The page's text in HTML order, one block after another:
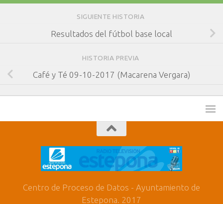
SIGUIENTE HISTORIA
Resultados del fútbol base local
HISTORIA PREVIA
Café y Té 09-10-2017 (Macarena Vergara)
Centro de Proceso de Datos - Ayuntamiento de
Estepona. 2017